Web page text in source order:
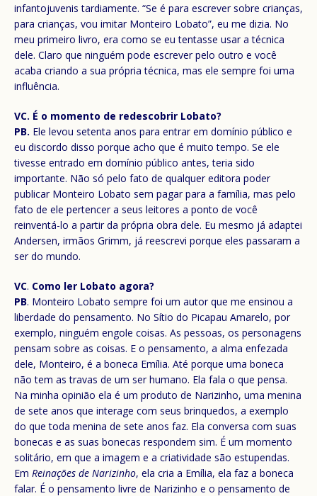
infantojuvenis tardiamente. “Se é para escrever sobre crianças,
para crianças, vou imitar Monteiro Lobato”, eu me dizia. No
meu primeiro livro, era como se eu tentasse usar a técnica
dele. Claro que ninguém pode escrever pelo outro e você
acaba criando a sua própria técnica, mas ele sempre foi uma
influência.
VC. É o momento de redescobrir Lobato?
PB. Ele levou setenta anos para entrar em domínio público e
eu discordo disso porque acho que é muito tempo. Se ele
tivesse entrado em domínio público antes, teria sido
importante. Não só pelo fato de qualquer editora poder
publicar Monteiro Lobato sem pagar para a família, mas pelo
fato de ele pertencer a seus leitores a ponto de você
reinventá-lo a partir da própria obra dele. Eu mesmo já adaptei
Andersen, irmãos Grimm, já reescrevi porque eles passaram a
ser do mundo.
VC. Como ler Lobato agora?
PB. Monteiro Lobato sempre foi um autor que me ensinou a
liberdade do pensamento. No Sítio do Picapau Amarelo, por
exemplo, ninguém engole coisas. As pessoas, os personagens
pensam sobre as coisas. E o pensamento, a alma enfezada
dele, Monteiro, é a boneca Emília. Até porque uma boneca
não tem as travas de um ser humano. Ela fala o que pensa.
Na minha opinião ela é um produto de Narizinho, uma menina
de sete anos que interage com seus brinquedos, a exemplo
do que toda menina de sete anos faz. Ela conversa com suas
bonecas e as suas bonecas respondem sim. É um momento
solitário, em que a imagem e a criatividade são estupendas.
Em Reinações de Narizinho, ela cria a Emília, ela faz a boneca
falar. É o pensamento livre de Narizinho e o pensamento de